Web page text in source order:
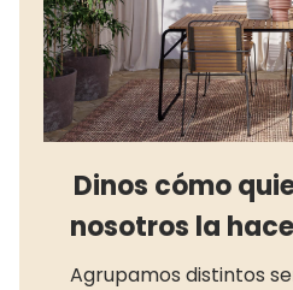
Dinos cómo
nosotros la
Agrupamos distintos